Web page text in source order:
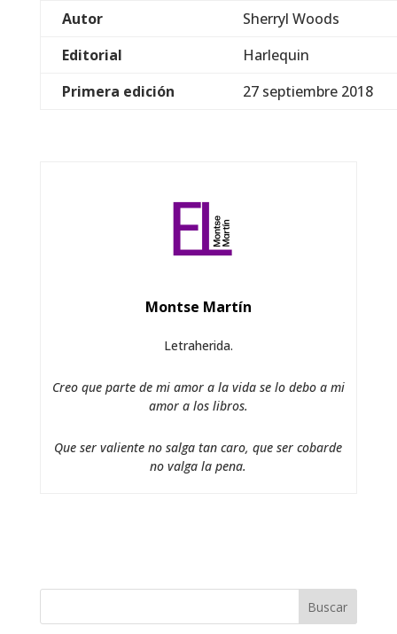
Autor
Sherryl Woods
Editorial
Harlequin
Primera edición
27 septiembre 2018
Montse Martín
Letraherida.
Creo que parte de mi amor a la vida se lo debo a mi
amor a los libros.
Que ser valiente no salga tan caro, que ser cobarde
no valga la pena.